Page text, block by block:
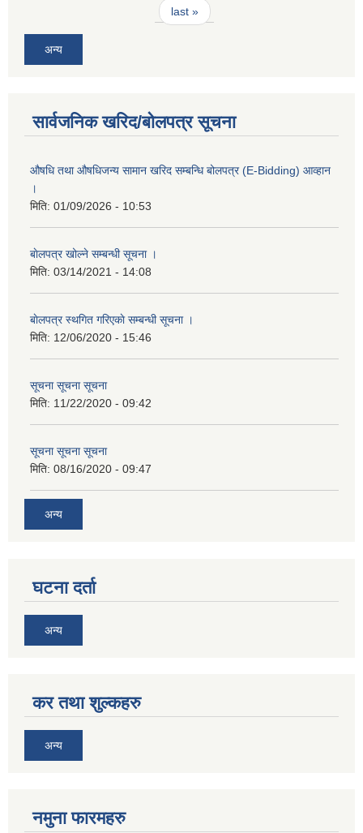
last »
अन्य
सार्वजनिक खरिद/बोलपत्र सूचना
औषधि तथा औषधिजन्य सामान खरिद सम्बन्धि बोलपत्र (E-Bidding) आव्हान
।
मिति: 01/09/2026 - 10:53
बाेलपत्र खोल्ने सम्बन्धी सूचना ।
मिति: 03/14/2021 - 14:08
बाेलपत्र स्थगित गरिएकाे सम्बन्धी सूचना ।
मिति: 12/06/2020 - 15:46
सूचना सूचना सूचना
मिति: 11/22/2020 - 09:42
सूचना सूचना सूचना
मिति: 08/16/2020 - 09:47
अन्य
घटना दर्ता
अन्य
कर तथा शुल्कहरु
अन्य
नमुना फारमहरु